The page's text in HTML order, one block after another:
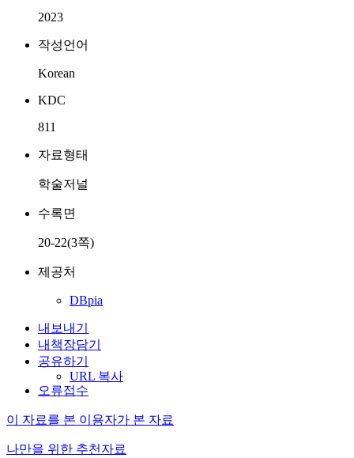
2023
작성언어
Korean
KDC
811
자료형태
학술저널
수록면
20-22(3쪽)
제공처
DBpia
내보내기
내책장담기
공유하기
URL 복사
오류접수
이 자료를 본 이용자가 본 자료
나만을 위한 추천자료